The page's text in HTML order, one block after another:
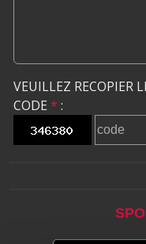
VEUILLEZ RECOPIER
CODE * :